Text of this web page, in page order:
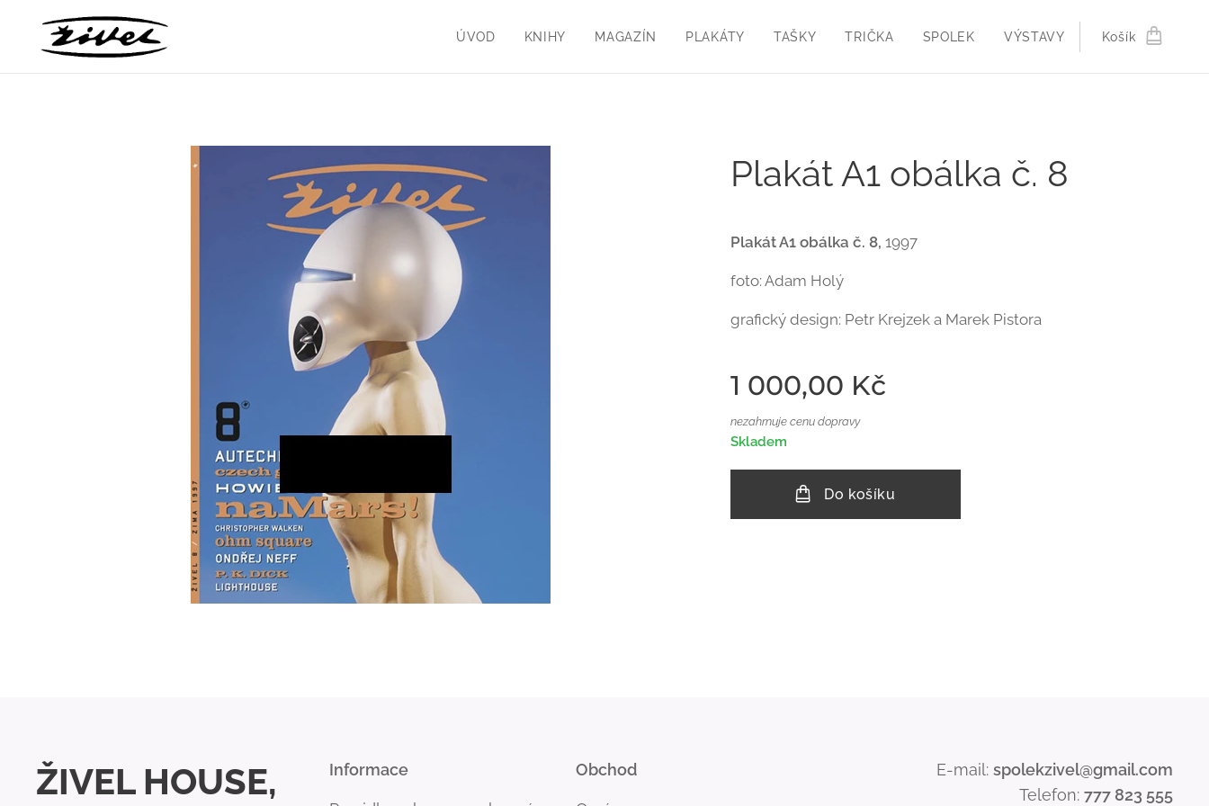
ÚVOD KNIHY MAGAZÍN PLAKÁTY TAŠKY TRIČKA SPOLEK VÝSTAVY Košík
Plakát A1 obálka č. 8
Plakát A1 obálka č. 8, 1997
foto: Adam Holý
grafický design: Petr Krejzek a Marek Pistora
1 000,00 Kč
nezahrnuje cenu dopravy
Skladem
Do košíku
ŽIVEL HOUSE, Informace Obchod E-mail: spolekzivel@gmail.com
Telefon: 777 823 555